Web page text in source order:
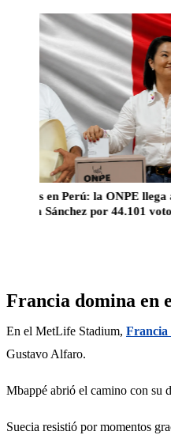
la ONPE llega al 99,506%
por 44.101 votos
Francia domina en
En el MetLife Stadium, Francia
Gustavo Alfaro.
Mbappé abrió el camino con su
Suecia resistió por momentos